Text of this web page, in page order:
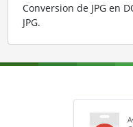
Conversion de JPG en
JPG.